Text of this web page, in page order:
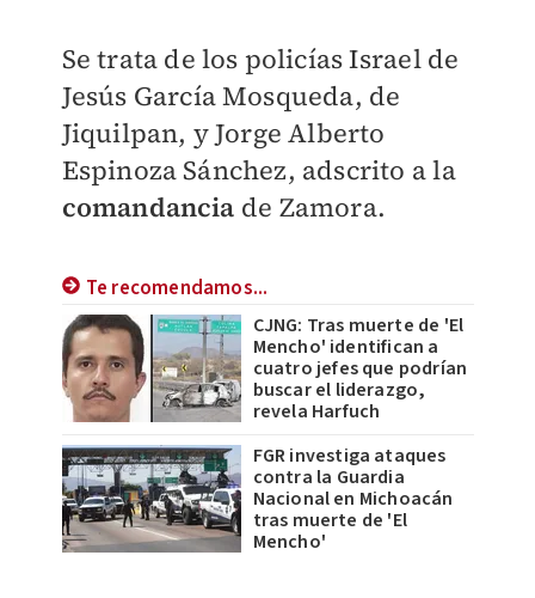
Se trata de los policías Israel de
Jesús García Mosqueda, de
Jiquilpan, y Jorge Alberto
Espinoza Sánchez, adscrito a la
comandancia de Zamora.
Te recomendamos...
CJNG: Tras muerte de 'El
Mencho' identifican a
cuatro jefes que podrían
buscar el liderazgo,
revela Harfuch
FGR investiga ataques
contra la Guardia
Nacional en Michoacán
tras muerte de 'El
Mencho'